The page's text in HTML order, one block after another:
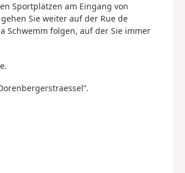
Sportplätzen am Eingang von
Sie weiter auf der Rue de
Schwemm folgen, auf der Sie immer